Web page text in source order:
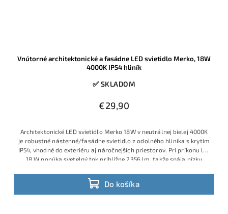
Vnútorné architektonické a fasádne LED svietidlo Merko, 18W
4000K IP54 hliník
✅ SKLADOM
€29,90
Do košíka
Architektonické LED svietidlo Merko 18W v neutrálnej bielej 4000K
je robustné nástenné/​fasádne svietidlo z odolného hliníka s krytím
IP54, vhodné do exteriéru aj náročnejších priestorov. Pri príkonu len
18 W ponúka svetelný tok približne 2356 lm, takže spája nízku
prevádzkou. Využitie na fasádu aj do interiéru.